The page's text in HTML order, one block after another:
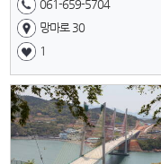
061-659-5704
망마로 30
1